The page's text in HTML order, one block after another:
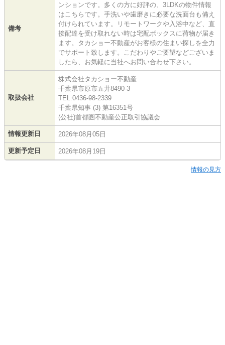
備考
ンションです。多くの方に好評の、3LDKの物件情報
はこちらです。手洗いや歯磨きに必要な洗面台も備え
付けられています。リモートワークや入浴中など、直
接配達を受け取れない時は宅配ボックスに荷物が届き
ます。タカショー不動産がお客様の住まい探しを全力
でサポート致します。こだわりやご要望などございま
したら、お気軽に当社へお問い合わせ下さい。
取扱会社
株式会社タカショー不動産
千葉県市原市五井8490-3
TEL:0436-98-2339
千葉県知事 (3) 第16351号
(公社)首都圏不動産公正取引協議会
情報更新日 2026年08月05日
更新予定日 2026年08月19日
情報の見方